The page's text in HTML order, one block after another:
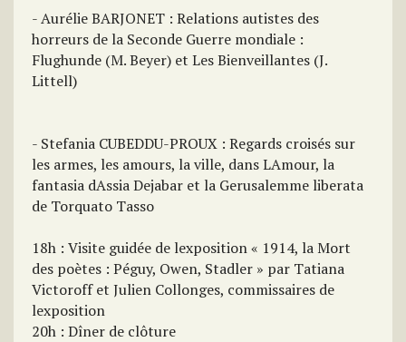
- Aurélie BARJONET : Relations autistes des
horreurs de la Seconde Guerre mondiale :
Flughunde (M. Beyer) et Les Bienveillantes (J.
Littell)
- Stefania CUBEDDU-PROUX : Regards croisés sur
les armes, les amours, la ville, dans LAmour, la
fantasia dAssia Dejabar et la Gerusalemme liberata
de Torquato Tasso
18h : Visite guidée de lexposition « 1914, la Mort
des poètes : Péguy, Owen, Stadler » par Tatiana
Victoroff et Julien Collonges, commissaires de
lexposition
20h : Dîner de clôture